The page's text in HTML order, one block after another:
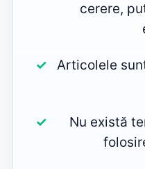
cerere,
Articolele
Nu există